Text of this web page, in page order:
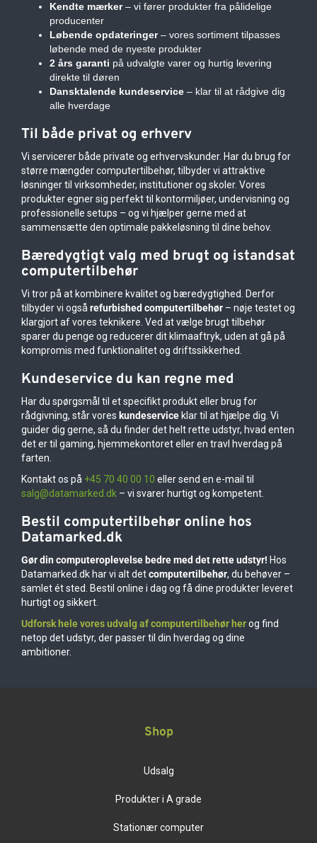
Kendte mærker– vi fører produkter fra pålidelige
producenter
Løbende opdateringer– vores sortiment tilpasses
løbende med de nyeste produkter
2 års garanti på udvalgte varer og hurtig levering
direkte til døren
Dansktalende kundeservice – klar til at rådgive dig
alle hverdage
Til både privat og erhverv
Vi servicerer både private og erhvervskunder. Har du brug for
større mængder computertilbehør, tilbyder vi attraktive
løsninger til virksomheder, institutioner og skoler. Vores
produkter egner sig perfekt til kontormiljøer, undervisning og
professionelle setups – og vi hjælper gerne med at
sammensætte den optimale pakkeløsning til dine behov.
Bæredygtigt valg med brugt og istandsat
computertilbehør
Vi tror på at kombinere kvalitet og bæredygtighed. Derfor
tilbyder vi også refurbished computertilbehør – nøje testet og
klargjort af vores teknikere. Ved at vælge brugt tilbehør
sparer du penge og reducerer dit klimaaftryk, uden at gå på
kompromis med funktionalitet og driftssikkerhed.
Kundeservice du kan regne med
Har du spørgsmål til et specifikt produkt eller brug for
rådgivning, står vores kundeservice klar til at hjælpe dig. Vi
guider dig gerne, så du finder det helt rette udstyr, hvad enten
det er til gaming, hjemmekontoret eller en travl hverdag på
farten.
Kontakt os på +45 70 40 00 10 eller send en e-mail til
salg@datamarked.dk – vi svarer hurtigt og kompetent.
Bestil computertilbehør online hos
Datamarked.dk
Gør din computeroplevelse bedre med det rette udstyr! Hos
Datamarked.dk har vi alt detcomputertilbehør, du behøver –
samlet ét sted. Bestil online i dag og få dine produkter leveret
hurtigt og sikkert.
Udforsk hele vores udvalg af computertilbehør herog find
netop det udstyr, der passer til din hverdag og dine
ambitioner.
Shop
Udsalg
Produkter i A grade
Stationær computer